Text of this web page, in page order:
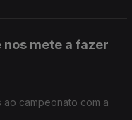
nos mete a fazer
ao campeonato com a